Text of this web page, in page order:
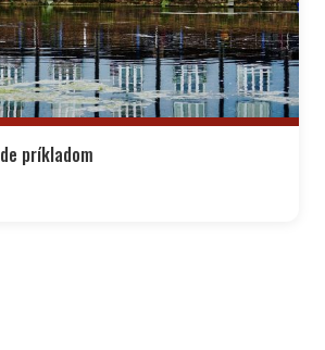
príkladom